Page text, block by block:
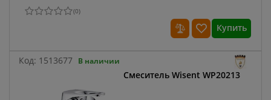
(0)
Купить
Код: 1513677 В наличии
Смеситель Wisent WP20213